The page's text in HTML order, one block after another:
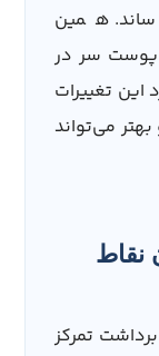
همین
پوست سر در
این تغییرات
می‌تواند
نقاط
تمرکز